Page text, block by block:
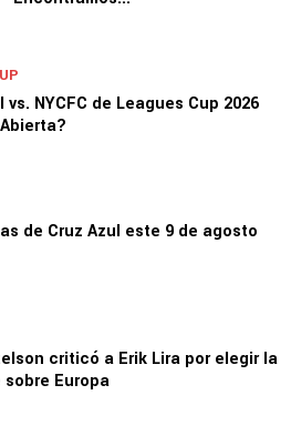
vs. NYCFC de Leagues Cup 2026
de Cruz Azul este 9 de agosto
criticó a Erik Lira por elegir la
Europa